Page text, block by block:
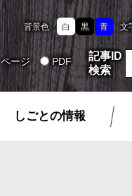
背景色 白 黒 青 文
ページ PDF
記事ID
検索
しごとの情報